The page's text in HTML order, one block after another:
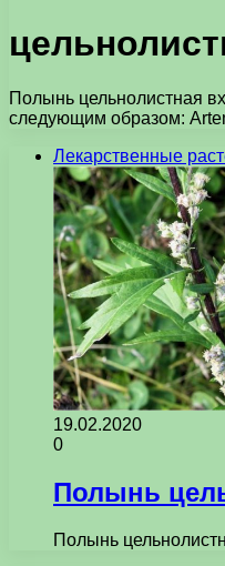
Полынь цельнолистная
следующим образом:
Лекарственные
19.02.2020
0
Полынь
Полынь